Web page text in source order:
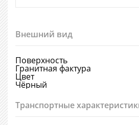
Внешний вид
Поверхность
Гранитная фактура
Цвет
Чёрный
Транспортные